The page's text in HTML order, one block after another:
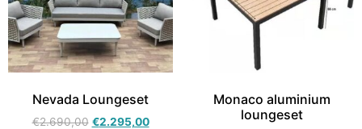
Nevada Loungeset
€2.690,00 €2.295,00
Monaco aluminium
loungeset